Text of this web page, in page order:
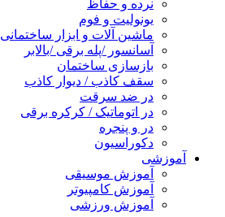
نرده و حفاظ
یونولیت و فوم
ماشین آلات و ابزار ساختمانی
آسانسور /پله برقی /بالابر
بازسازی ساختمان
سقف کاذب / دیوار کاذب
در ضد سرقت
در اتوماتیک / کرکره برقی
در و پنجره
دکوراسیون
آموزشی
آموزش موسیقی
آموزش کامپیوتر
آموزش ورزشی